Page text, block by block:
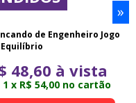
de Engenheiro Jogo
48,60 à vista
1 x R$ 54,00 no cartão
»